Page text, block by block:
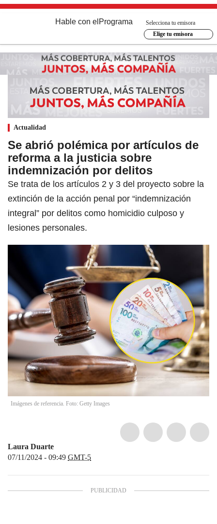
Hable con el Programa
Selecciona tu emisora
Elige tu emisora
Actualidad
Se abrió polémica por artículos de
reforma a la justicia sobre
indemnización por delitos
Se trata de los artículos 2 y 3 del proyecto sobre la
extinción de la acción penal por “indemnización
integral” por delitos como homicidio culposo y
lesiones personales.
Imágenes de referencia. Foto: Getty Images
Laura Duarte
07/11/2024 - 09:49 GMT-5